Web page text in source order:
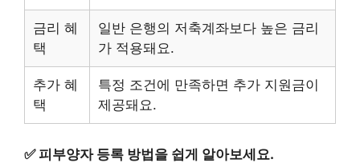
금리 혜
택
일반 은행의 저축계좌보다 높은 금리
가 적용돼요.
추가 혜
택
특정 조건에 만족하면 추가 지원금이
제공돼요.
✅ 피부양자 등록 방법을 쉽게 알아보세요.